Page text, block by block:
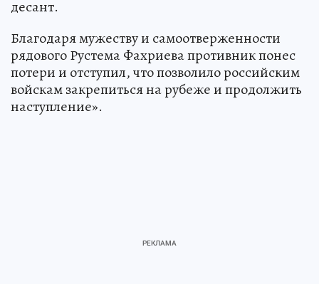
десант.
Благодаря мужеству и самоотверженности
рядового Рустема Фахриева противник понес
потери и отступил, что позволило российским
войскам закрепиться на рубеже и продолжить
наступление».